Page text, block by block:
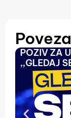
POZIV ZA
,,GLEDAJ